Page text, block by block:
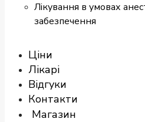
Лікування в умовах
забезпечення
Ціни
Лікарі
Відгуки
Контакти
Магазин